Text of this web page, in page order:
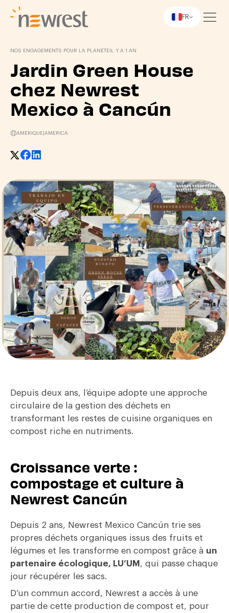
FR
NOS ENGAGEMENTS POUR LA PLANÈTE IL Y A 1 AN
Jardin Green House
chez Newrest
Mexico à Cancún
AMÉRIQUE AMERICA
Depuis deux ans, l’équipe adopte une approche
circulaire de la gestion des déchets en
transformant les restes de cuisine organiques en
compost riche en nutriments.
Croissance verte :
compostage et culture à
Newrest Cancún
Depuis 2 ans, Newrest Mexico Cancún trie ses
propres déchets organiques issus des fruits et
légumes et les transforme en compost grâce à un
partenaire écologique, LU’UM , qui passe chaque
jour récupérer les sacs.
D’un commun accord, Newrest a accès à une
partie de cette production de compost et, pour